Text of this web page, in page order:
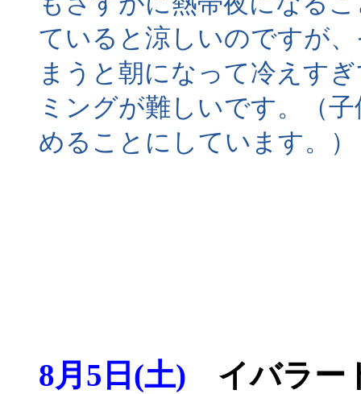
ていると涼しいのですが
まうと朝になって冷えす
ミングが難しいです。（
めることにしています。）
8月5日(土) イバラー